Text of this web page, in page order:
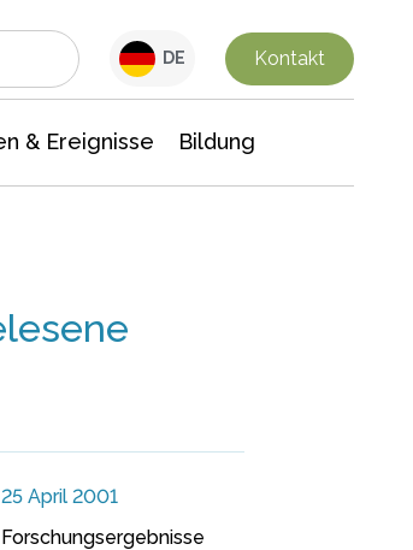
DE Kontakt
& Ereignisse Bildung
25 April 2001
Forschungsergebnisse